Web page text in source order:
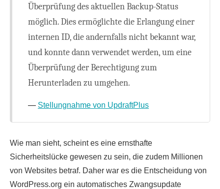
Überprüfung des aktuellen Backup-Status
möglich. Dies ermöglichte die Erlangung einer
internen ID, die andernfalls nicht bekannt war,
und konnte dann verwendet werden, um eine
Überprüfung der Berechtigung zum
Herunterladen zu umgehen.
Stellungnahme von UpdraftPlus
Wie man sieht, scheint es eine ernsthafte
Sicherheitslücke gewesen zu sein, die zudem Millionen
von Websites betraf. Daher war es die Entscheidung von
WordPress.org ein automatisches Zwangsupdate